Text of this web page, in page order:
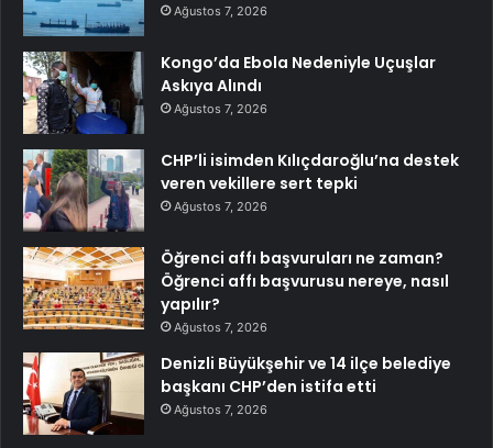
Ağustos 7, 2026
Kongo’da Ebola Nedeniyle Uçuşlar
Askıya Alındı
Ağustos 7, 2026
CHP’li isimden Kılıçdaroğlu’na destek
veren vekillere sert tepki
Ağustos 7, 2026
Öğrenci affı başvuruları ne zaman?
Öğrenci affı başvurusu nereye, nasıl
yapılır?
Ağustos 7, 2026
Denizli Büyükşehir ve 14 ilçe belediye
başkanı CHP’den istifa etti
Ağustos 7, 2026